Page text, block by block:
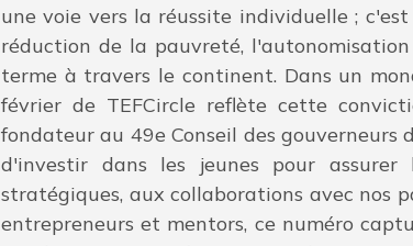
une voie vers la réussite individuelle ;
réduction de la pauvreté,
terme à travers le continent. Dans un
février de TEFCircle reflète cette
fondateur au 49e Conseil des
d'investir dans les jeunes pour
stratégiques, aux collaborations avec nos
entrepreneurs et mentors, ce numéro